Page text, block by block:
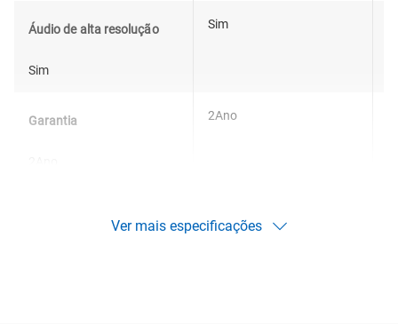
Áudio de alta resolução
Sim
Sim
Garantia 2Ano
Ver mais especificações